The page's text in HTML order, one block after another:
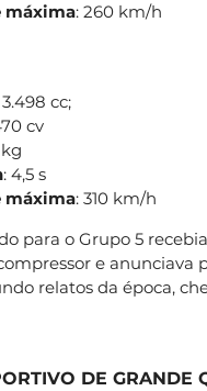
máxima: 260 km/h
3.498 cc;
cv
kg
: 4,5 s
máxima: 310 km/h
para o Grupo 5
e anunciava
relatos da época,
DE GRANDE